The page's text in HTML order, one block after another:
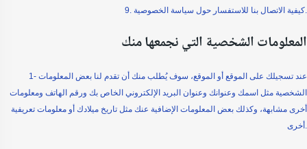
9. كيفية الاتصال بنا للاستفسار حول سياسة الخصوصية.
المعلومات الشخصية التي نجمعها منك
1- عند تسجيلك على الموقع أو الموقع، سوف يُطلب منك أن تقدم لنا بعض المعلومات
الشخصية مثل اسمك وعنوانك وعنوان البريد الإلكتروني الخاص بك ورقم الهاتف ومعلومات
أخرى مشابهة، وكذلك بعض المعلومات الإضافية عنك مثل تاريخ ميلادك أو معلومات تعريفية
أخرى.